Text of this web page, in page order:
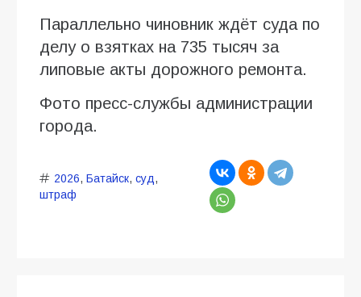
Параллельно чиновник ждёт суда по
делу о взятках на 735 тысяч за
липовые акты дорожного ремонта.
Фото пресс-службы администрации
города.
2026, Батайск, суд,
штраф